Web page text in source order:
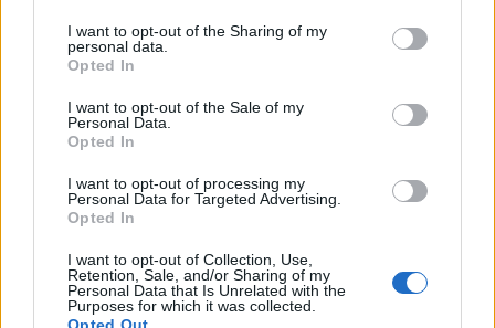
I want to opt-out of the Sharing of my
personal data.
Opted In
I want to opt-out of the Sale of my
Personal Data.
Opted In
I want to opt-out of processing my
Personal Data for Targeted Advertising.
Opted In
I want to opt-out of Collection, Use,
Retention, Sale, and/or Sharing of my
Personal Data that Is Unrelated with the
Purposes for which it was collected.